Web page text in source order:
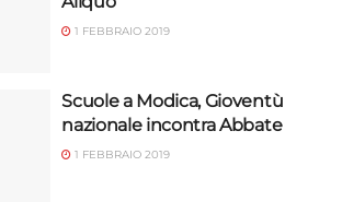
1 FEBBRAIO 2019
Scuole a Modica, Gioventù
nazionale incontra Abbate
1 FEBBRAIO 2019